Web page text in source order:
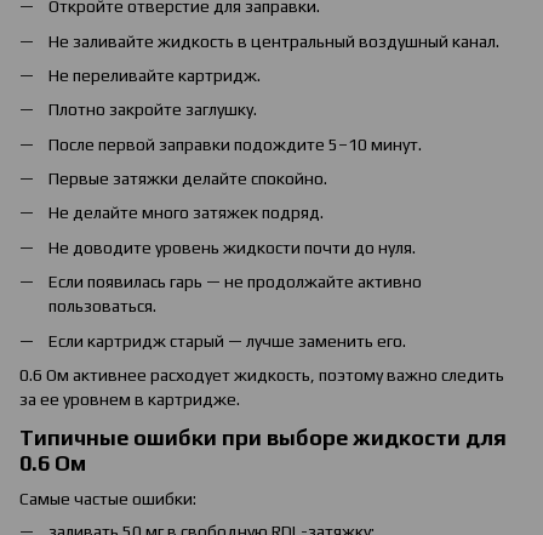
Откройте отверстие для заправки.
Не заливайте жидкость в центральный воздушный канал.
Не переливайте картридж.
Плотно закройте заглушку.
После первой заправки подождите 5–10 минут.
Первые затяжки делайте спокойно.
Не делайте много затяжек подряд.
Не доводите уровень жидкости почти до нуля.
Если появилась гарь — не продолжайте активно
пользоваться.
Если картридж старый — лучше заменить его.
0.6 Ом активнее расходует жидкость, поэтому важно следить
за ее уровнем в картридже.
Типичные ошибки при выборе жидкости для
0.6 Ом
Самые частые ошибки:
заливать 50 мг в свободную RDL-затяжку;